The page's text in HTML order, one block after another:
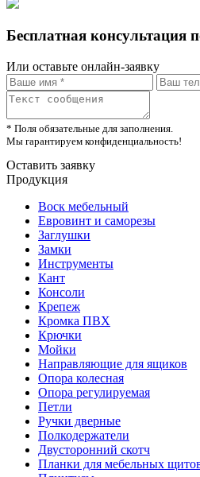
Бесплатная консультация
Или оставьте онлайн-заявку
* Поля обязательные для заполнения.
Мы гарантируем конфиденциальность!
Оставить заявку
Продукция
Воск мебельный
Евровинт и саморезы
Заглушки
Замки
Инструменты
Кант
Консоли
Крепеж
Кромка ПВХ
Крючки
Мойки
Направляющие для ящиков
Опора колесная
Опора регулируемая
Петли
Ручки дверные
Полкодержатели
Двусторонний скотч
Планки для мебельных